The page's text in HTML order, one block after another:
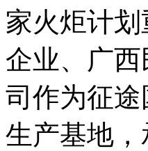
家火炬计
企业、广
司作为征
生产基地